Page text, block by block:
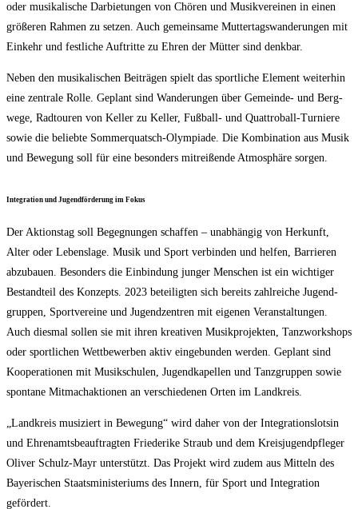
oder musi­ka­li­sche Dar­bie­tun­gen von Chö­ren und Musik­ver­ei­nen in einen
grö­ße­ren Rah­men zu set­zen. Auch gemein­sa­me Mut­ter­tags­wan­de­run­gen mit
Ein­kehr und fest­li­che Auf­trit­te zu Ehren der Müt­ter sind denkbar.
Neben den musi­ka­li­schen Bei­trä­gen spielt das sport­li­che Ele­ment wei­ter­hin
eine zen­tra­le Rol­le. Geplant sind Wan­de­run­gen über Gemein­de- und Berg­
we­ge, Rad­tou­ren von Kel­ler zu Kel­ler, Fuß­ball- und Quat­tro­ball-Tur­nie­re
sowie die belieb­te Som­mer­quatsch-Olym­pia­de. Die Kom­bi­na­ti­on aus Musik
und Bewe­gung soll für eine beson­ders mit­rei­ßen­de Atmo­sphä­re sorgen.
Inte­gra­ti­on und Jugend­för­de­rung im Fokus
Der Akti­ons­tag soll Begeg­nun­gen schaf­fen – unab­hän­gig von Her­kunft,
Alter oder Lebens­la­ge. Musik und Sport ver­bin­den und hel­fen, Bar­rie­ren
abzu­bau­en. Beson­ders die Ein­bin­dung jun­ger Men­schen ist ein wich­ti­ger
Bestand­teil des Kon­zepts. 2023 betei­lig­ten sich bereits zahl­rei­che Jugend­
grup­pen, Sport­ver­ei­ne und Jugend­zen­tren mit eige­nen Ver­an­stal­tun­gen.
Auch dies­mal sol­len sie mit ihren krea­ti­ven Musik­pro­jek­ten, Tanz­work­shops
oder sport­li­chen Wett­be­wer­ben aktiv ein­ge­bun­den wer­den. Geplant sind
Koope­ra­tio­nen mit Musik­schu­len, Jugend­ka­pel­len und Tanz­grup­pen sowie
spon­ta­ne Mit­mach­ak­tio­nen an ver­schie­de­nen Orten im Landkreis.
„Land­kreis musi­ziert in Bewe­gung“ wird daher von der Inte­gra­ti­ons­lot­sin
und Ehren­amts­be­auf­trag­ten Frie­de­ri­ke Straub und dem Kreis­ju­gend­pfle­ger
Oli­ver Schulz-Mayr unter­stützt. Das Pro­jekt wird zudem aus Mit­teln des
Baye­ri­schen Staats­mi­nis­te­ri­ums des Innern, für Sport und Inte­gra­ti­on
gefördert.